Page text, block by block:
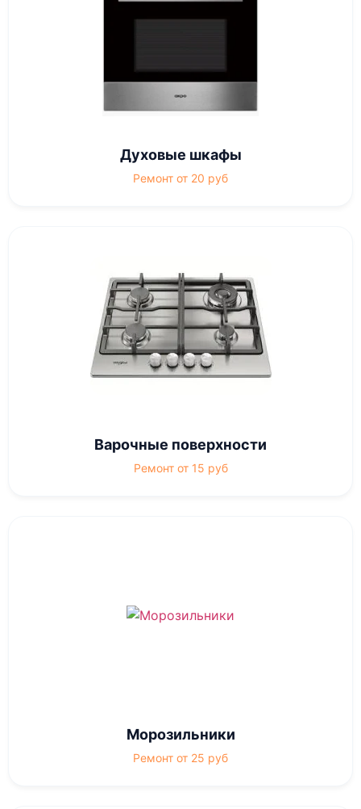
Духовые шкафы
Ремонт от 20 руб
Варочные поверхности
Ремонт от 15 руб
Морозильники
Ремонт от 25 руб